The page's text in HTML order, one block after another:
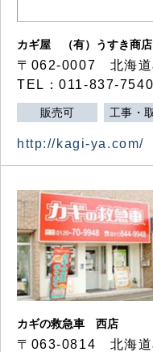
カギ屋 （有）うすき商店
〒062-0007 北海道
TEL：011-837-
販売可 工事・
http://kagi-ya.com/
カギの救急車 西店
〒063-0814 北海道